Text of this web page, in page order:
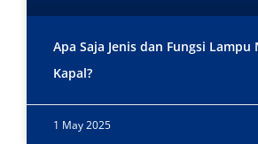
Apa Saja Jenis dan Fungsi Lampu
Kapal?
1 May 2025